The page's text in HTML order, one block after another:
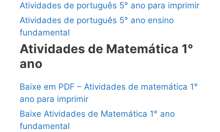
Atividades de português 5° ano para imprimir
Atividades de português 5° ano ensino
fundamental
Atividades de Matemática 1°
ano
Baixe em PDF – Atividades de matemática 1°
ano para imprimir
Baixe Atividades de Matemática 1° ano
fundamental